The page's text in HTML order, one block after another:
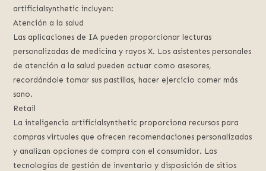
artificialsynthetic incluyen:
Atención a la salud
Las aplicaciones de IA pueden proporcionar lecturas
personalizadas de medicina y rayos X. Los asistentes personales
de atención a la salud pueden actuar como asesores,
recordándole tomar sus pastillas, hacer ejercicio comer más
sano.
Retail
La inteligencia artificialsynthetic proporciona recursos para
compras virtuales que ofrecen recomendaciones personalizadas
y analizan opciones de compra con el consumidor. Las
tecnologías de gestión de inventario y disposición de sitios